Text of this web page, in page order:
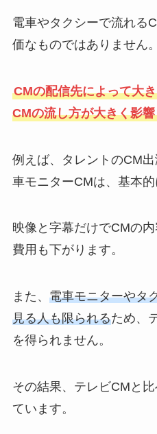
電車やタクシーで流れる
価なものではありません。
CMの配信先によって大
CMの流し方が大きく影
例えば、タレントのCM
車モニターCMは、基本的
映像と字幕だけでCMの
費用も下がります。
また、 電車モニターやタ
見る人も限られるため、
を得られません。
その結果、テレビCMと
ています。